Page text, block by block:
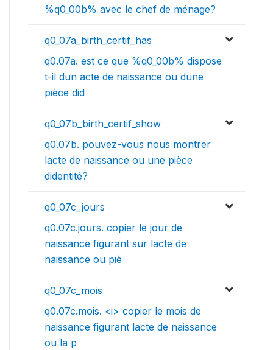
%q0_00b% avec le chef de ménage?
q0_07a_birth_certif_has
q0.07a. est ce que %q0_00b% dispose
t-il dun acte de naissance ou dune
pièce did
q0_07b_birth_certif_show
q0.07b. pouvez-vous nous montrer
lacte de naissance ou une pièce
didentité?
q0_07c_jours
q0.07c.jours. copier le jour de
naissance figurant sur lacte de
naissance ou piè
q0_07c_mois
q0.07c.mois. <i> copier le mois de
naissance figurant lacte de naissance
ou la p